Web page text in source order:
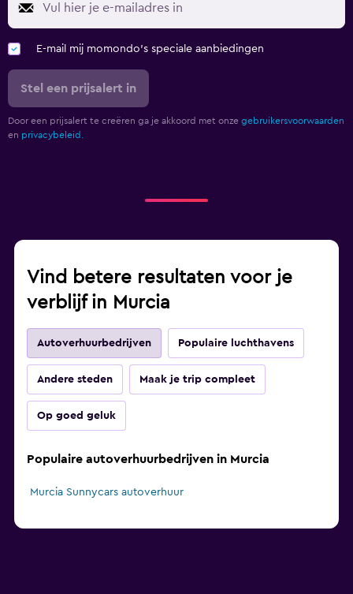
E-mail mij momondo's speciale aanbiedingen
Stel een prijsalert in
Door een prijsalert te creëren ga je akkoord met onze gebruikersvoorwaarden
en privacybeleid.
Vind betere resultaten voor je
verblijf in Murcia
Autoverhuurbedrijven Populaire luchthavens
Andere steden Maak je trip compleet
Op goed geluk
Populaire autoverhuurbedrijven in Murcia
Murcia Sunnycars autoverhuur